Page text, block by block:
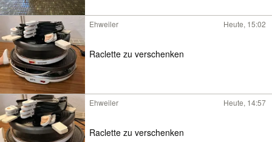
Ehweiler Heute, 15:02
Raclette zu verschenken
Ehweiler Heute, 14:57
Raclette zu verschenken